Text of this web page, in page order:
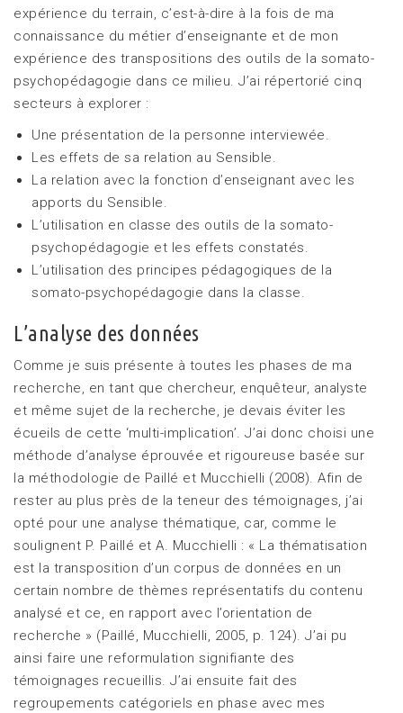
expérience du terrain, c’est-à-dire à la fois de ma
connaissance du métier d’enseignante et de mon
expérience des transpositions des outils de la somato-
psychopédagogie dans ce milieu. J’ai répertorié cinq
secteurs à explorer :
Une présentation de la personne interviewée.
Les effets de sa relation au Sensible.
La relation avec la fonction d’enseignant avec les
apports du Sensible.
L’utilisation en classe des outils de la somato-
psychopédagogie et les effets constatés.
L’utilisation des principes pédagogiques de la
somato-psychopédagogie dans la classe.
L’analyse des données
Comme je suis présente à toutes les phases de ma
recherche, en tant que chercheur, enquêteur, analyste
et même sujet de la recherche, je devais éviter les
écueils de cette ‘multi-implication’. J’ai donc choisi une
méthode d’analyse éprouvée et rigoureuse basée sur
la méthodologie de Paillé et Mucchielli (2008). Afin de
rester au plus près de la teneur des témoignages, j’ai
opté pour une analyse thématique, car, comme le
soulignent P. Paillé et A. Mucchielli : « La thématisation
est la transposition d’un corpus de données en un
certain nombre de thèmes représentatifs du contenu
analysé et ce, en rapport avec l’orientation de
recherche » (Paillé, Mucchielli, 2005, p. 124). J’ai pu
ainsi faire une reformulation signifiante des
témoignages recueillis. J’ai ensuite fait des
regroupements catégoriels en phase avec mes